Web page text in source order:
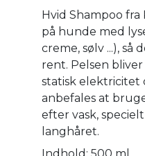
Hvid Shampoo
på hunde med
creme, sølv ...), så
rent. Pelsen
statisk elektricitet
anbefales at
efter vask,
langhåret.